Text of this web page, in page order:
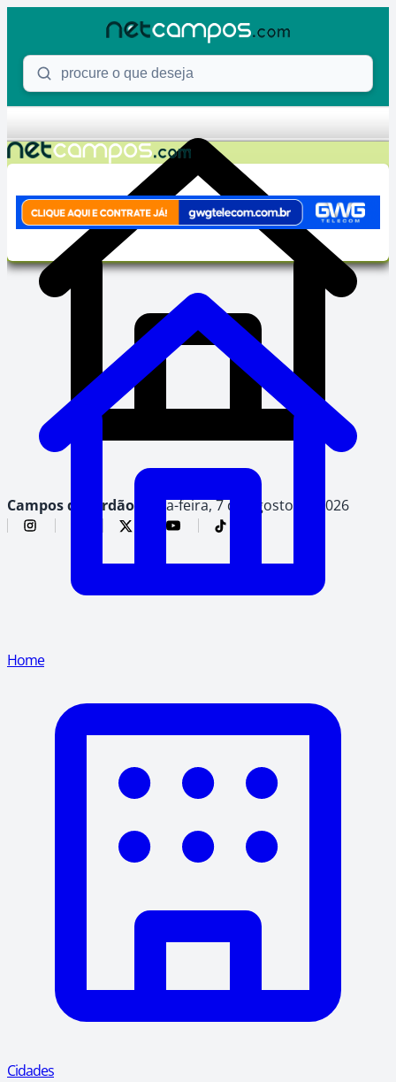
Procure o que deseja
Campos do Jordão, sexta-feira, 7 de agosto de 2026
Home
Cidades